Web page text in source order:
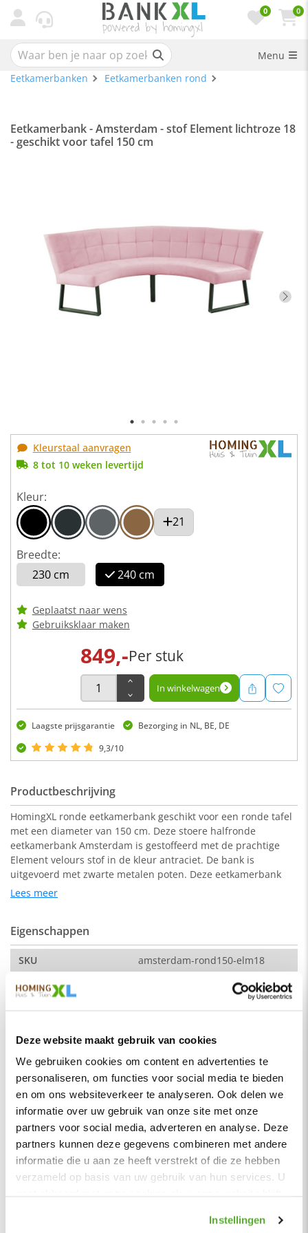
Deze website maakt gebruik van cookies
We gebruiken cookies om content en advertenties te
personaliseren, om functies voor social media te bieden
en om ons websiteverkeer te analyseren. Ook delen we
informatie over uw gebruik van onze site met onze
partners voor social media, adverteren en analyse. Deze
partners kunnen deze gegevens combineren met andere
informatie die u aan ze heeft verstrekt of die ze hebben
verzameld op basis van uw gebruik van hun services. U
Instellingen
0 0
Menu
Eetkamerbanken
Eetkamerbanken rond
Eetkamerbank - Amsterdam - stof Element lichtroze 18
- geschikt voor tafel 150 cm
Kleurstaal aanvragen
8 tot 10 weken levertijd
Kleur:
21
Breedte:
230 cm
240 cm
Geplaatst naar wens
Gebruiksklaar maken
849,-Per stuk
In winkelwagen
Laagste prijsgarantie
Bezorging in NL, BE, DE
9,3/10
Productbeschrijving
HomingXL ronde eetkamerbank geschikt voor een ronde tafel
met een diameter van 150 cm. Deze stoere halfronde
eetkamerbank Amsterdam is gestoffeerd met de prachtige
Element velours stof in de kleur antraciet. De bank is
uitgevoerd met zwarte metalen poten. Deze eetkamerbank
heeft een stoere uitstraling en is zowel geschikt voor een
Afmeting:
hoek naar hoek: 240 cm (breedte)
Zitdiepte: 44 cm
werkelijkheid. Zeker weten dat dit de kleur is die je zoekt?
Vraag dan een stukje van de stof op via de knop "kleurstaal
aanvragen".
Stof
Element stof is een velours stofsoort met een zachte
uitstraling. Door de velours stof krijgt de bank een zeer
opvallende en rijke uitstraling. De Element stof is geschikt
voor zowel een modern als een klassiek interieur.
Lees meer
Eigenschappen
SKU
amsterdam-rond150-elm18
Montage
Serie
Amsterdam
Kleur
Roze licht
Materiaal
Stof
Zitbreedte
220 cm
Zitdiepte
45 cm
51 cm